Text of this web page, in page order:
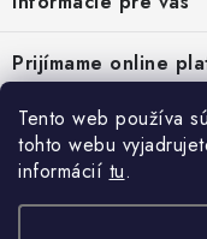
Tento web používa
tohto webu
informácií tu.
p
ä
t
Reklamačný poriadok -
Kontakt
Prijímame online
Prihlásenie
E-mail
Facebook